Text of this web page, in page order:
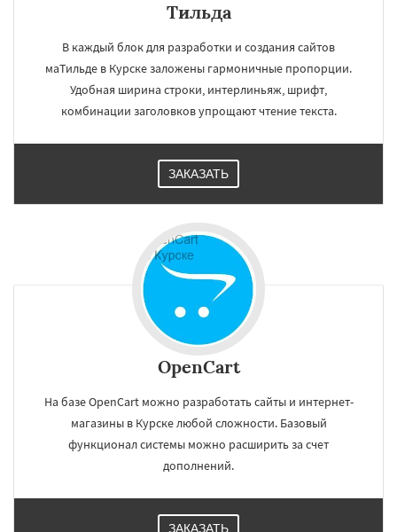
Тильда
В каждый блок для разработки и создания сайтов
маТильде в Курске заложены гармоничные пропорции.
Удобная ширина строки, интерлиньяж, шрифт,
комбинации заголовков упрощают чтение текста.
ЗАКАЗАТЬ
OpenCart
На базе OpenCart можно разработать сайты и интернет-
магазины в Курске любой сложности. Базовый
функционал системы можно расширить за счет
дополнений.
ЗАКАЗАТЬ